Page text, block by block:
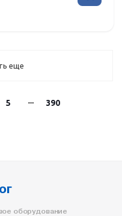
еще
5 390
оборудование